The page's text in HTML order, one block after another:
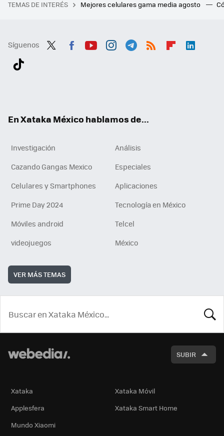
TEMAS DE INTERÉS Mejores celulares gama media agosto
Síguenos
En Xataka México hablamos de...
Investigación
Análisis
Cazando Gangas Mexico
Especiales
Celulares y Smartphones
Aplicaciones
Prime Day 2024
Tecnología en México
Móviles android
Telcel
videojuegos
México
VER MÁS TEMAS
SUBIR
Xataka
Xataka Móvil
Applesfera
Xataka Smart Home
Mundo Xiaomi